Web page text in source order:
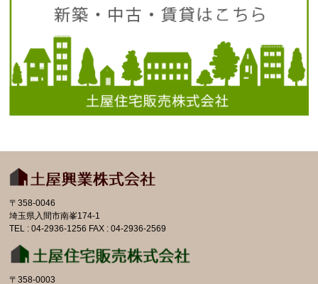
〒358-0046
埼玉県入間市南峯174-1
TEL : 04-2936-1256 FAX : 04-2936-2569
〒358-0003